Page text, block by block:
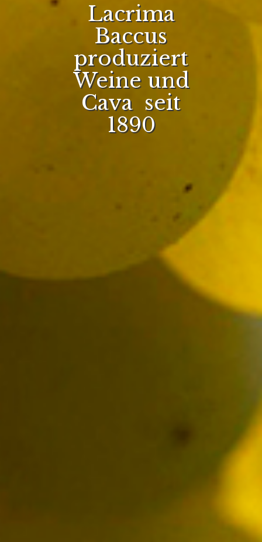
Lacrima
Baccus
produziert
Weine und
Cava seit
1890